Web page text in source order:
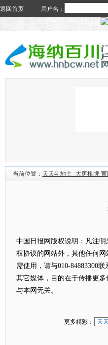
返回首页 用户名：
当前位置： 天天斗地主_大唐棋牌-
中国日报网版权说明：凡注
权协议的网站外，其他任何网
需使用，请与010-84883300
其它媒体，目的在于传播更
与本网无关。
更多精彩： 天